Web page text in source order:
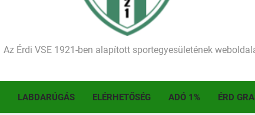
Történelmet írt az I. Érdi Football Fesztivál –
Az Érdi VSE 1921-ben alapított sportegyesületének
LABDARÚGÁS ELÉRHETŐSÉG ADÓ 1% ÉRD